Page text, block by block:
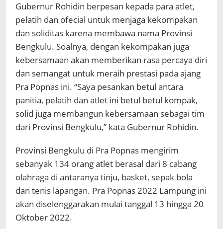
Gubernur Rohidin berpesan kepada para atlet,
pelatih dan ofecial untuk menjaga kekompakan
dan soliditas karena membawa nama Provinsi
Bengkulu. Soalnya, dengan kekompakan juga
kebersamaan akan memberikan rasa percaya diri
dan semangat untuk meraih prestasi pada ajang
Pra Popnas ini. “Saya pesankan betul antara
panitia, pelatih dan atlet ini betul betul kompak,
solid juga membangun kebersamaan sebagai tim
dari Provinsi Bengkulu,” kata Gubernur Rohidin.
Provinsi Bengkulu di Pra Popnas mengirim
sebanyak 134 orang atlet berasal dari 8 cabang
olahraga di antaranya tinju, basket, sepak bola
dan tenis lapangan. Pra Popnas 2022 Lampung ini
akan diselenggarakan mulai tanggal 13 hingga 20
Oktober 2022.